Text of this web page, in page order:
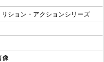
ション・アクションシリーズ
像